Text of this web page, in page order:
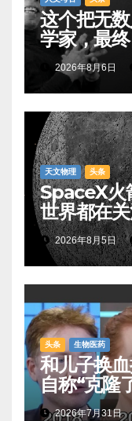
这个把无
学家，最
出2026年8月6日
天文物理 头条
SpaceX火
世界都在
2026年8月5日
头条 生物医药
和儿子换
自称“克隆
相是……
2026年7月31日